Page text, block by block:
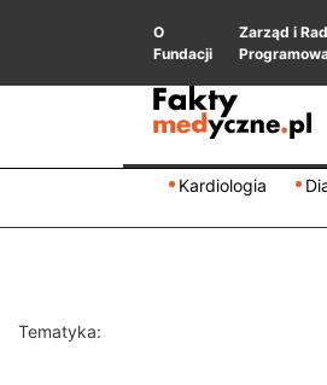
O
Fundacji
Zarząd i
Kardiologia
Tematyka: